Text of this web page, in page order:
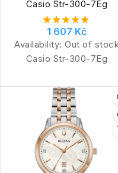
Casio Str-300-7Eg
1 607 Kč
Availability: Out of
Casio Str-300-7Eg